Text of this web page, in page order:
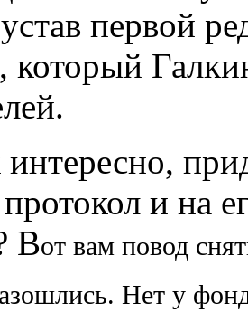
первой
который
и на
Вот вам повод
Нет у